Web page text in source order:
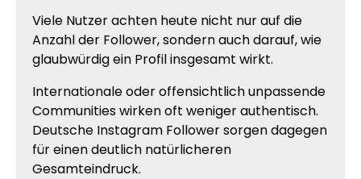
Viele Nutzer achten heute nicht nur auf die
Anzahl der Follower, sondern auch darauf, wie
glaubwürdig ein Profil insgesamt wirkt.
Internationale oder offensichtlich unpassende
Communities wirken oft weniger authentisch.
Deutsche Instagram Follower sorgen dagegen
für einen deutlich natürlicheren
Gesamteindruck.